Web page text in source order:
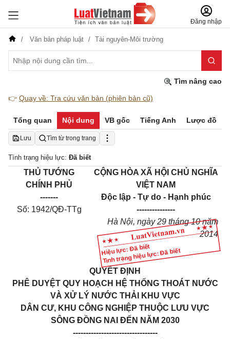
Đăng nhập
Văn bản pháp luật Tài nguyên-Môi trường
Tìm nâng cao
👉 Quay về: Tra cứu văn bản (phiên bản cũ)
Tổng quan Nội dung VB gốc Tiếng Anh Lược đồ
Lưu Tìm từ trong trang
Tình trạng hiệu lực: Đã biết
Hiệu lực: Đã biết
Tình trạng hiệu lực: Đã biết
THỦ TƯỚNG
CHÍNH PHỦ
-------
Số: 1942/QĐ-TTg
CỘNG HÒA XÃ HỘI CHỦ NGHĨA
VIỆT NAM
Độc lập - Tự do - Hạnh phúc
---------------
Hà Nội, ngày 29 tháng10 năm
2014
QUYẾT ĐỊNH
PHÊ DUYỆT QUY HOẠCH HỆ THỐNG THOÁT NƯỚC
VÀ XỬ LÝ NƯỚC THẢI KHU VỰC
DÂN CƯ, KHU CÔNG NGHIỆP THUỘC LƯU VỰC
SÔNG ĐỒNG NAI ĐẾN NĂM 2030
---------------------------------